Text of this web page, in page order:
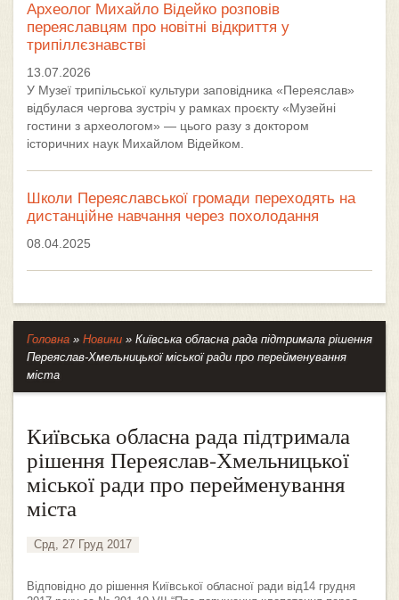
Археолог Михайло Відейко розповів
переяславцям про новітні відкриття у
трипіллєзнавстві
13.07.2026
У Музеї трипільської культури заповідника «Переяслав»
відбулася чергова зустріч у рамках проєкту «Музейні
гостини з археологом» — цього разу з доктором
історичних наук Михайлом Відейком.
Школи Переяславської громади переходять на
дистанційне навчання через похолодання
08.04.2025
Головна » Новини » Київська обласна рада підтримала рішення
Переяслав-Хмельницької міської ради про перейменування
міста
Київська обласна рада підтримала
рішення Переяслав-Хмельницької
міської ради про перейменування
міста
Срд, 27 Груд 2017
Відповідно до рішення Київської обласної ради від14 грудня